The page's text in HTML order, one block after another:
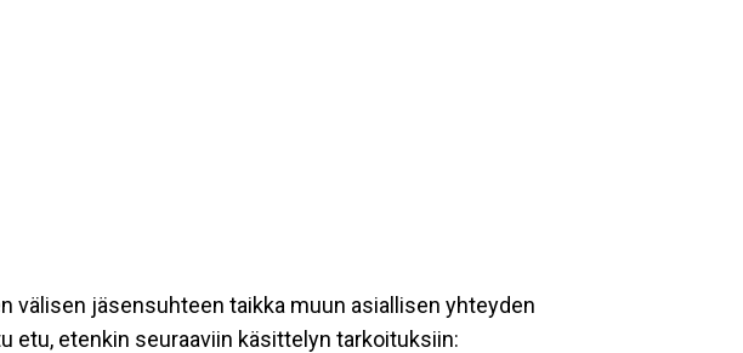
välisen jäsensuhteen taikka muun asiallisen yhteyden
etu, etenkin seuraaviin käsittelyn tarkoituksiin: